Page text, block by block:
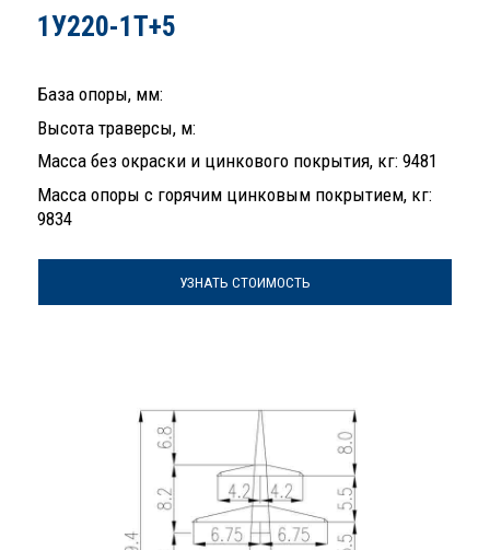
1У220-1Т+5
База опоры, мм:
Высота траверсы, м:
Масса без окраски и цинкового покрытия, кг: 9481
Масса опоры с горячим цинковым покрытием, кг:
9834
УЗНАТЬ СТОИМОСТЬ